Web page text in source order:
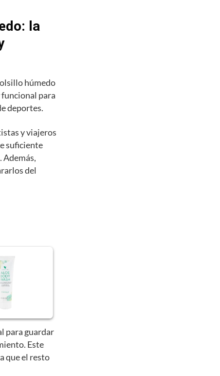
la
húmedo
funcional para
deportes.
y viajeros
suficiente
Además,
del
para guardar
Este
que el resto